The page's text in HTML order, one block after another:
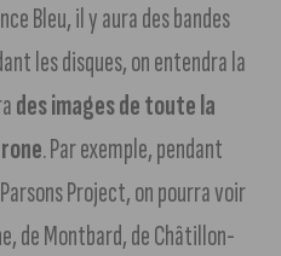
Bleu, il y aura des bandes
les disques, on entendra la
des images de toute la
. Par exemple, pendant
Project, on pourra voir
de Montbard, de Châtillon-